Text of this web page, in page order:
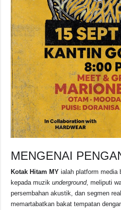
MENGENAI
Kotak Hitam MY ialah platform media
kepada muzikunderground, meliputi
persembahan akustik, dan segmen
memartabatkan bakat tempatan